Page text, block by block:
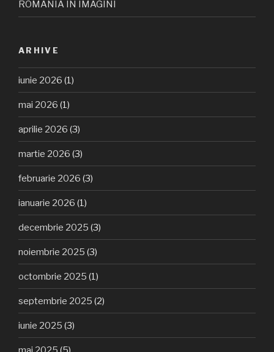
ROMÂNIA ÎN IMAGINI
ARHIVE
iunie 2026 (1)
mai 2026 (1)
aprilie 2026 (3)
martie 2026 (3)
februarie 2026 (3)
ianuarie 2026 (1)
decembrie 2025 (3)
noiembrie 2025 (3)
octombrie 2025 (1)
septembrie 2025 (2)
iunie 2025 (3)